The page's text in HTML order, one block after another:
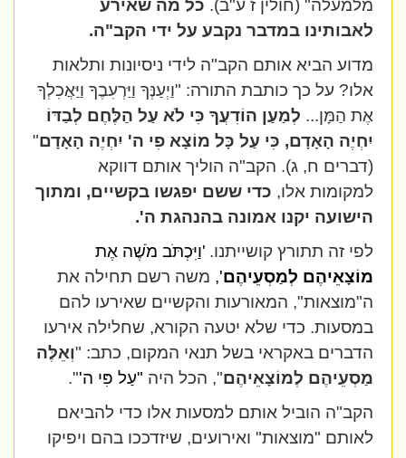
מלמעלה" (חולין ז ע"ב).כל מה שאירע
לאבותינו במדבר נקבע על ידי הקב"ה.
מדוע הביא אותם הקב"ה לידי ניסיונות ותלאות
אלו? על כך כותבת התורה: "וַיְעַנְּךָ וַיַּרְעִבֶךָ וַיַּאֲכִלְךָ
אֶת הַמָּן...לְמַעַן הוֹדִעֲךָ כִּי לֹא עַל הַלֶּחֶם לְבַדּוֹ
יִחְיֶה הָאָדָם, כִּי עַל כָּל מוֹצָא פִי ה' יִחְיֶה הָאָדָם"
(דברים ח, ג). הקב"ה הוליך אותם דווקא
למקומות אלו,כדי ששם יפגשו בקשיים, ומתוך
הישועה יקנו אמונה בהנהגת ה'.
לפי זה תתורץ קושייתנו.'וַיִּכְתֹּב מֹשֶׁה אֶת
מוֹצָאֵיהֶם לְמַסְעֵיהֶם',משה רשם תחילה את
ה"מוצאות", המאורעות והקשיים שאירעו להם
במסעות. כדי שלא יטעה הקורא, שחלילה אירעו
הדברים באקראי בשל תנאי המקום, כתב: "וְאֵלֶּה
מַסְעֵיהֶם לְמוֹצָאֵיהֶם", הכל היה"עַל פִּי ה' ".
הקב"ה הוביל אותם למסעות אלו כדי להביאם
לאותם "מוצאות" ואירועים, שיזדככו בהם ויפיקו